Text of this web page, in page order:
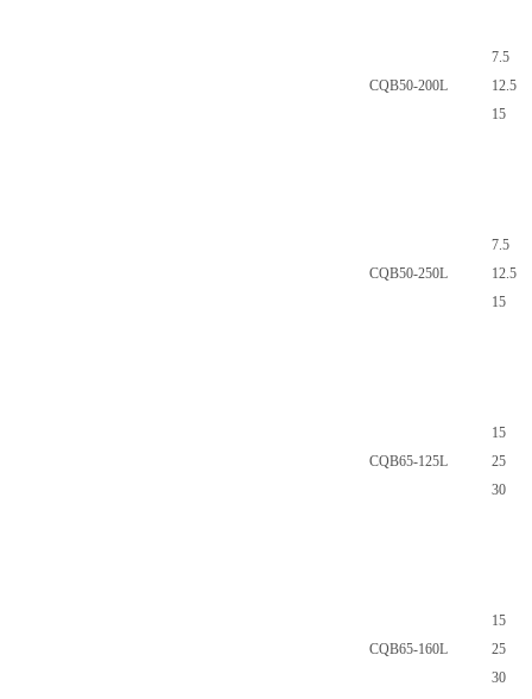
CQB50-200L
7.5
12.5
15
CQB50-250L
7.5
12.5
15
CQB65-125L
15
25
30
CQB65-160L
15
25
30